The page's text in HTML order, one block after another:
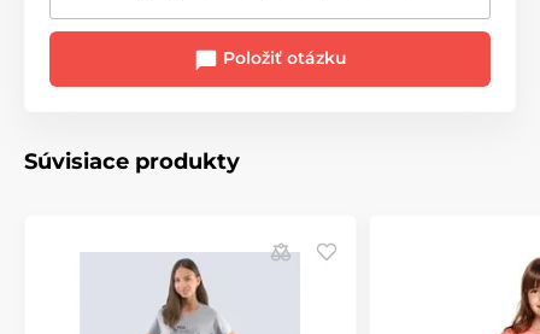
Položiť otázku
Súvisiace produkty